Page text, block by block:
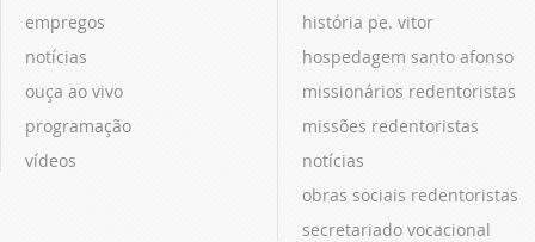
empregos
notícias
ouça ao vivo
programação
vídeos
história pe. vitor
hospedagem santo afonso
missionários redentoristas
missões redentoristas
notícias
obras sociais redentoristas
secretariado vocacional